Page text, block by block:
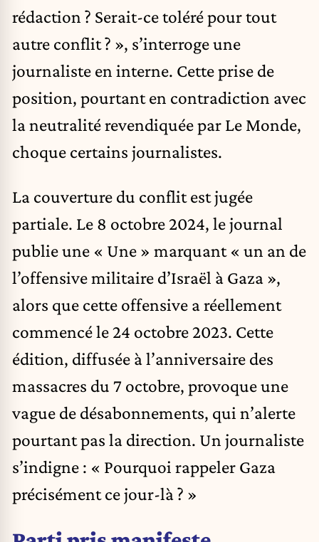
rédaction ? Serait-ce toléré pour tout
autre conflit ? », s’interroge une
journaliste en interne. Cette prise de
position, pourtant en contradiction avec
la neutralité revendiquée par Le Monde,
choque certains journalistes.
La couverture du conflit est jugée
partiale. Le 8 octobre 2024, le journal
publie une « Une » marquant « un an de
l’offensive militaire d’Israël à Gaza »,
alors que cette offensive a réellement
commencé le 24 octobre 2023. Cette
édition, diffusée à l’anniversaire des
massacres du 7 octobre, provoque une
vague de désabonnements, qui n’alerte
pourtant pas la direction. Un journaliste
s’indigne : « Pourquoi rappeler Gaza
précisément ce jour-là ? »